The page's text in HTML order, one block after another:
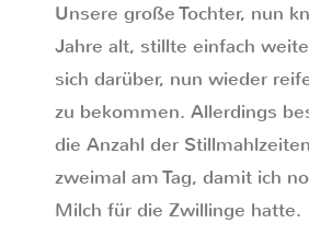
Unsere große Tochter, nun
Jahre alt, stillte einfach
sich darüber, nun wieder
zu bekommen. Allerdings
die Anzahl der
zweimal am Tag, damit ich
Milch für die Zwillinge hatte.